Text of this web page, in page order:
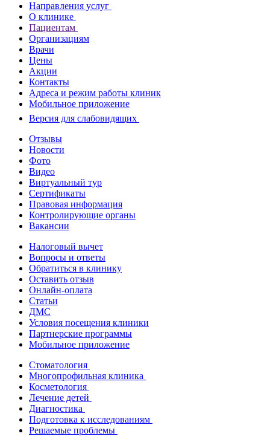
Направления услуг
О клинике
Пациентам
Организациям
Врачи
Цены
Акции
Контакты
Адреса и режим работы клиник
Мобильное приложение
Версия для слабовидящих
Отзывы
Новости
Фото
Видео
Виртуальный тур
Сертификаты
Правовая информация
Контролирующие органы
Вакансии
Налоговый вычет
Вопросы и ответы
Обратиться в клинику
Оставить отзыв
Онлайн-оплата
Статьи
ДМС
Условия посещения клиники
Партнерские программы
Мобильное приложение
Стоматология
Многопрофильная клиника
Косметология
Лечение детей
Диагностика
Подготовка к исследованиям
Решаемые проблемы